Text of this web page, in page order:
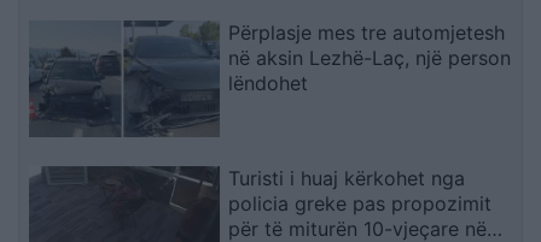
Përplasje mes tre automjetesh
në aksin Lezhë-Laç, një person
lëndohet
Turisti i huaj kërkohet nga
policia greke pas propozimit
për të miturën 10-vjeçare në